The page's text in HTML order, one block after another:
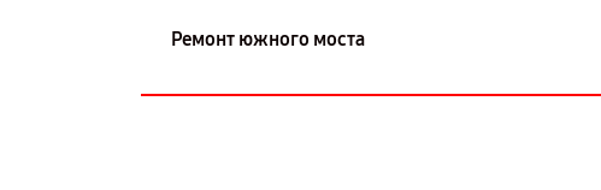
Ремонт южного моста